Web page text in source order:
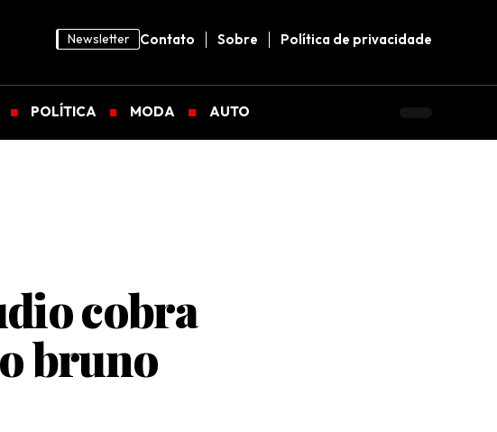
Newsletter Contato Sobre Política de privacidade
POLÍTICA MODA AUTO
cobra
bruno